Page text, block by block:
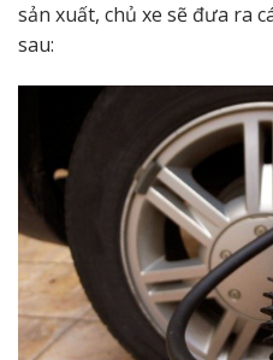
sản xuất, chủ xe sẽ đưa ra
sau: